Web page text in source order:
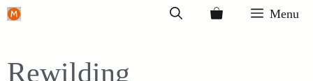
Ga
inhoud
Menu
Rewilding